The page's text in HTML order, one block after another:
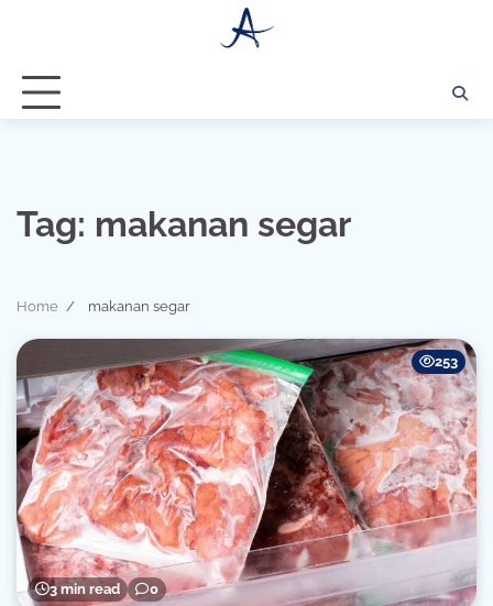
Tag: makanan segar
Home makanan segar
3 min read 0
253